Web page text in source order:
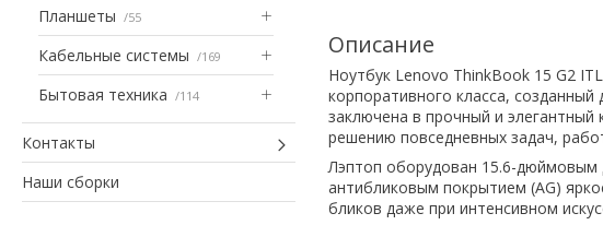
Планшеты 55
Кабельные системы 169
Бытовая техника 114
Контакты
Наши сборки
Описание
Ноутбук Lenovo ThinkBook 15 G2
корпоративного класса,
заключена в прочный и
решению повседневных задач,
Лэптоп оборудован 15.6-дюймовым
антибликовым покрытием (AG)
бликов даже при интенсивном